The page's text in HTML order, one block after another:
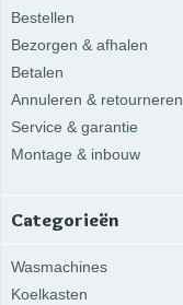
Bestellen
Bezorgen & afhalen
Betalen
Annuleren & retourneren
Service & garantie
Montage & inbouw
Categorieën
Wasmachines
Koelkasten